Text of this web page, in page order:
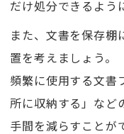
だけ処分できるよう
また、文書を保存棚
置を考えましょう。
頻繁に使用する文書
所に収納する」など
手間を減らすことが